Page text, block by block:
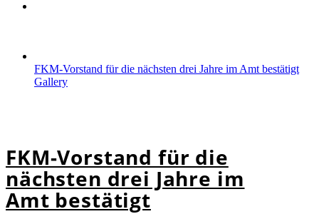
FKM-Vorstand für die nächsten drei Jahre im Amt bestätigt
Gallery
FKM-Vorstand für die
nächsten drei Jahre im
Amt bestätigt